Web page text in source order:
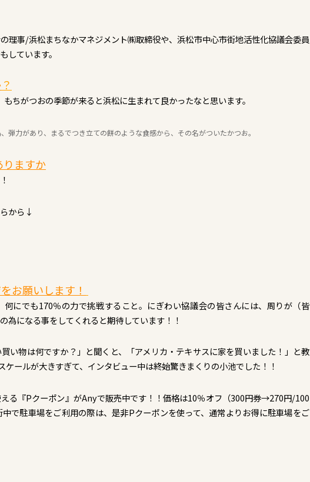
理事/浜松まちなかマネジメント㈱取締役や、浜松市中心市街地活性化協議会委員
しています。​
？
ちがつおの季節が来ると浜松に生まれて良かったなと思います。
弾力があり、まるでつき立ての餅のような食感から、その名がついたかつお。
りますか
から↓
お願いします！
何にでも170％の力で挑戦すること。にぎわい協議会の皆さんには、周りが（皆
為になる事をしてくれると期待しています！！
い物は何ですか？」と聞くと、「アメリカ・テキサスに家を買いました！」と教
ールが大きすぎて、インタビュー中は終始驚きまくりの小池でした！！
る『Pクーポン』がAnyで販売中です！！価格は10％オフ（300円券→270円/100
で駐車場をご利用の際は、是非Pクーポンを使って、通常よりお得に駐車場をご